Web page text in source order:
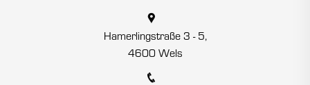
Hamerlingstraße 3 - 5,
4600 Wels